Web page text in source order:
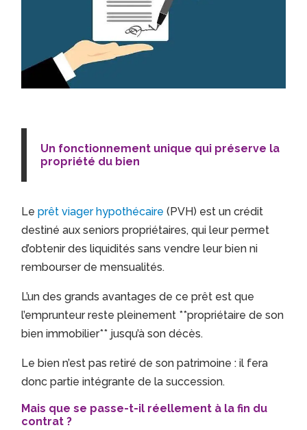
Un fonctionnement unique qui préserve la
propriété du bien
Leprêt viager hypothécaire (PVH) est un crédit
destiné aux seniors propriétaires, qui leur permet
d’obtenir des liquidités sans vendre leur bien ni
rembourser de mensualités.
L’un des grands avantages de ce prêt est que
l’emprunteur reste pleinement **propriétaire de son
bien immobilier** jusqu’à son décès.
Le bien n’est pas retiré de son patrimoine : il fera
donc partie intégrante de la succession.
Mais que se passe-t-il réellement à la fin du
contrat ?